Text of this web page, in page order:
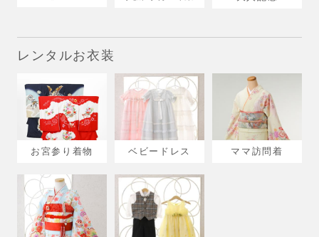
レンタルお衣装
お宮参り着物 ベビードレス ママ訪問着